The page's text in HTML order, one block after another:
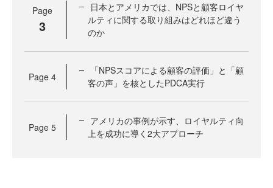
Page
3
日本とアメリカでは、NPSと顧客ロイヤ
ルティに関する取り組みはどれほど違う
のか
Page 4
「NPSスコアによる顧客の評価」と「顧
客の声」を核としたPDCA実行
Page 5
アメリカの事例が示す、ロイヤルティ向
上を成功に導く2大アプローチ